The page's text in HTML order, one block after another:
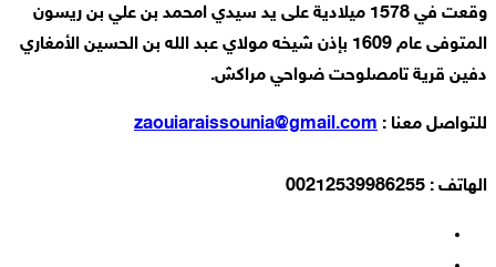
وقعت في 1578 ميلادية على يد سيدي امحمد بن علي بن ريسون
المتوفى عام 1609 بإذن شيخه مولاي عبد الله بن الحسين الأمغاري
دفين قرية تامصلوحت ضواحي مراكش.
للتواصل معنا : zaouiaraissounia@gmail.com
الهاتف : 00212539986255